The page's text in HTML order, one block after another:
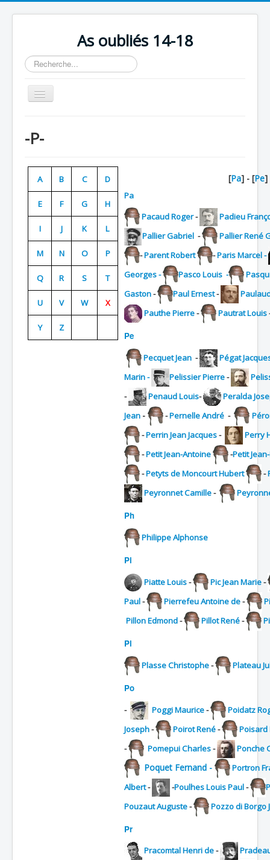
As oubliés 14-18
Rechercher
Basculer
la
Chronologie
Escadrilles
Organisation
Avions
Personnels
Doctrines
Batailles
Les As
Cahiers des As
-P-
A B C D
E F G H
I J K L
M N O P
Q R S T
U V W X
Y Z
[Pa] - [Pe]
Pa
Pacaud Roger-
Padieu
Pallier Gabriel -
Pallier René
-Parent Robert -Paris Marcel -
Georges -
Pasco Louis -
Gaston- Paul Ernest-
Pauthe Pierre- Pautrat Louis
Pe
Pecquet Jean -
Pégat
Marin -
Pelissier Pierre-
-
Penaud Louis-
Peralda
Jean - -Pernelle André -
-Perrin Jean Jacques-
Perry
-Petit Jean-Antoine -Petit
-Petyts de Moncourt Hubert -
Peyronnet Camille-
Ph
Philippe Alphonse
Pi
Piatte Louis- Pic Jean Marie-
Paul- Pierrefeu Antoine de-
Pillon Edmond- Pillot René-
Pl
Plasse Christophe- Plateau
Po
- Poggi Maurice-
Poidatz
Joseph- Poirot René-
Poisard
-
Pomepui Charles- Ponche
Poquet Fernand -
Portron
Albert- -Poulhes Louis Paul-
Pouzaut Auguste- Pozzo di Borgo
Pr
Pracomtal Henri de-